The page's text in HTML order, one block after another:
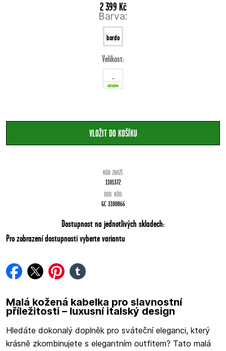
2 399 Kč
Barva:
bordo
Velikost:
.
skladem
KÓD ZBOŽÍ:
1101372
DOD. KÓD:
GC 3100866
Dostupnost na jednotlivých skladech:
Pro zobrazení dostupnosti vyberte variantu
facebook
twitterpinterest
tumblr
Malá kožená kabelka pro slavnostní
příležitosti – luxusní italský design
Hledáte dokonalý doplněk pro sváteční eleganci, který
krásně zkombinujete s elegantním outfitem? Tato malá